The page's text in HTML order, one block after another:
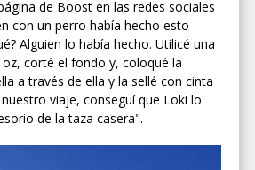
de Boost en las redes sociales
con un perro había hecho esto
Alguien lo había hecho. Utilicé una
corté el fondo y, coloqué la
a través de ella y la sellé con cinta
viaje, conseguí que Loki lo
de la taza casera".